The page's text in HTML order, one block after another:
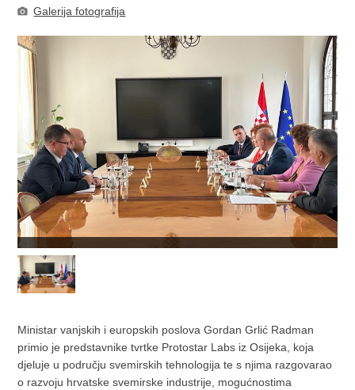
Galerija fotografija
Ministar vanjskih i europskih poslova Gordan Grlić Radman
primio je predstavnike tvrtke Protostar Labs iz Osijeka, koja
djeluje u području svemirskih tehnologija te s njima razgovarao
o razvoju hrvatske svemirske industrije, mogućnostima